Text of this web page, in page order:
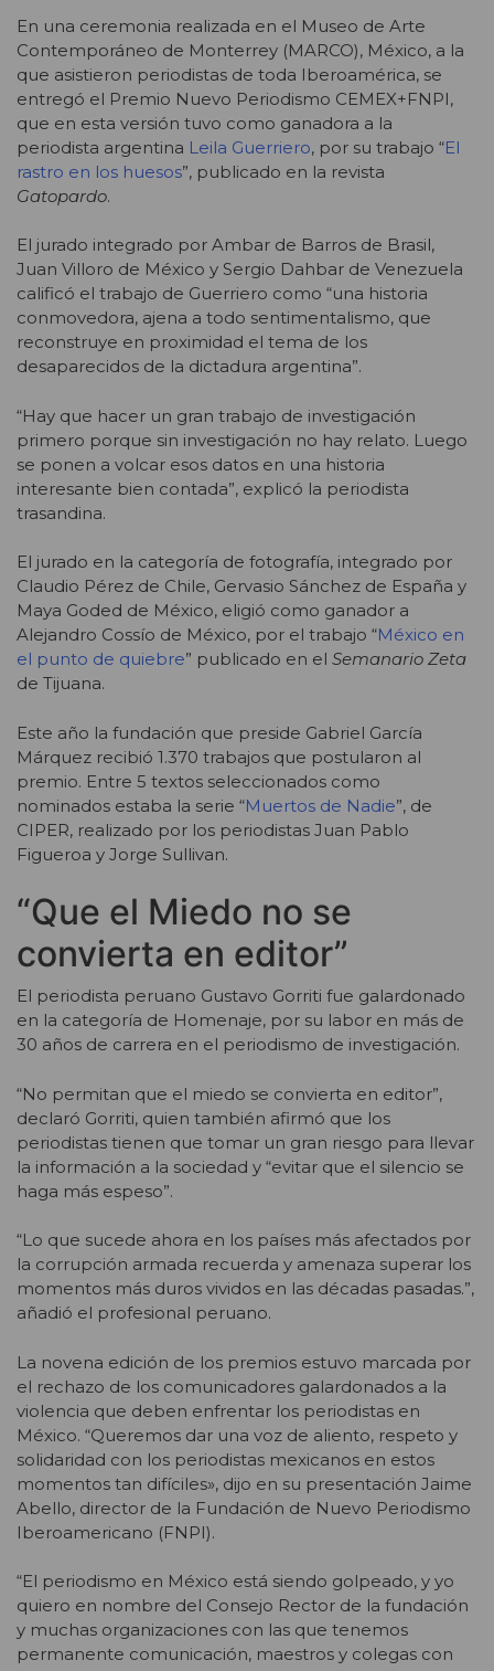
En una ceremonia realizada en el Museo de Arte
Contemporáneo de Monterrey (MARCO), México, a la
que asistieron periodistas de toda Iberoamérica, se
entregó el Premio Nuevo Periodismo CEMEX+FNPI,
que en esta versión tuvo como ganadora a la
periodista argentina Leila Guerriero, por su trabajo “El
rastro en los huesos”, publicado en la revista
Gatopardo.
El jurado integrado por Ambar de Barros de Brasil,
Juan Villoro de México y Sergio Dahbar de Venezuela
calificó el trabajo de Guerriero como “una historia
conmovedora, ajena a todo sentimentalismo, que
reconstruye en proximidad el tema de los
desaparecidos de la dictadura argentina”.
“Hay que hacer un gran trabajo de investigación
primero porque sin investigación no hay relato. Luego
se ponen a volcar esos datos en una historia
interesante bien contada”, explicó la periodista
trasandina.
El jurado en la categoría de fotografía, integrado por
Claudio Pérez de Chile, Gervasio Sánchez de España y
Maya Goded de México, eligió como ganador a
Alejandro Cossío de México, por el trabajo “México en
el punto de quiebre” publicado en el Semanario Zeta
de Tijuana.
Este año la fundación que preside Gabriel García
Márquez recibió 1.370 trabajos que postularon al
premio. Entre 5 textos seleccionados como
nominados estaba la serie “Muertos de Nadie”, de
CIPER, realizado por los periodistas Juan Pablo
Figueroa y Jorge Sullivan.
“Que el Miedo no se
convierta en editor”
El periodista peruano Gustavo Gorriti fue galardonado
en la categoría de Homenaje, por su labor en más de
30 años de carrera en el periodismo de investigación.
“No permitan que el miedo se convierta en editor”,
declaró Gorriti, quien también afirmó que los
periodistas tienen que tomar un gran riesgo para llevar
la información a la sociedad y “evitar que el silencio se
haga más espeso”.
“Lo que sucede ahora en los países más afectados por
la corrupción armada recuerda y amenaza superar los
momentos más duros vividos en las décadas pasadas.”,
añadió el profesional peruano.
La novena edición de los premios estuvo marcada por
el rechazo de los comunicadores galardonados a la
violencia que deben enfrentar los periodistas en
México. “Queremos dar una voz de aliento, respeto y
solidaridad con los periodistas mexicanos en estos
momentos tan difíciles», dijo en su presentación Jaime
Abello, director de la Fundación de Nuevo Periodismo
Iberoamericano (FNPI).
“El periodismo en México está siendo golpeado, y yo
quiero en nombre del Consejo Rector de la fundación
y muchas organizaciones con las que tenemos
permanente comunicación, maestros y colegas con